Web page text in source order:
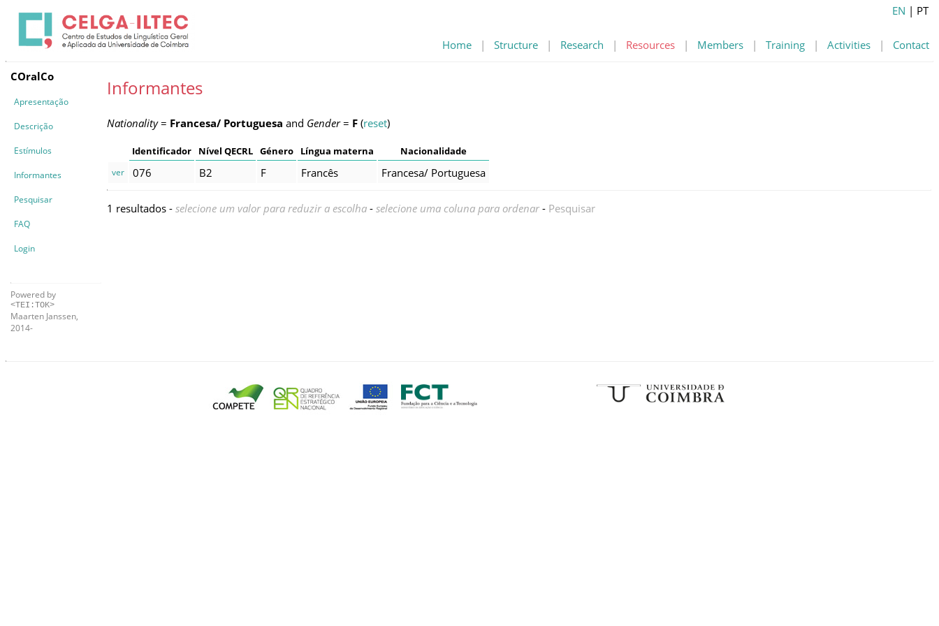
Home | Structure | Research | Resources | Members | Training | Activities | Contact
EN | PT
COralCo
Apresentação
Descrição
Estímulos
Informantes
Pesquisar
FAQ
Login
Powered by
<TEI:TOK>
Maarten Janssen,
2014-
Informantes
Nationality= Francesa/ Portuguesa and Gender= F (reset)
Identificador Nível QECRL Género Língua materna Nacionalidade
ver 076 B2 F Francês Francesa/ Portuguesa
1 resultados - selecione um valor para reduzir a escolha - selecione uma coluna para ordenar - Pesquisar